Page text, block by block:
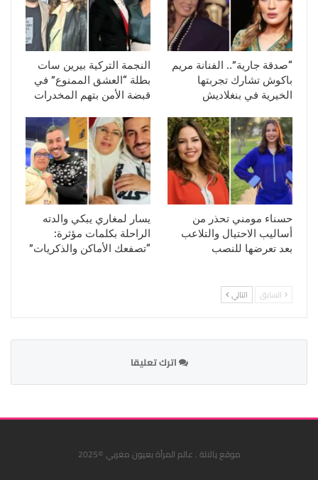
“صدقة جارية”.. الفنانة مريم
باكوش تشارك تجربتها
الخيرية في بنغلاديش
النجمة التركية بيرين سات
بطلة “العشق الممنوع” في
قبضة الأمن بتهم المخدرات
حسناء مومني تحذر من
أساليب الاحتيال والتلاعب
بعد تعرضها للنصب
يسار لمغاري يبكي والدته
الراحلة بكلمات مؤثرة:
“تصفعك الأماكن والذكريات”
السابق التالي
اترك تعليقا
موقع يالالة . عالم المرأة بعيون مغربي ©2025